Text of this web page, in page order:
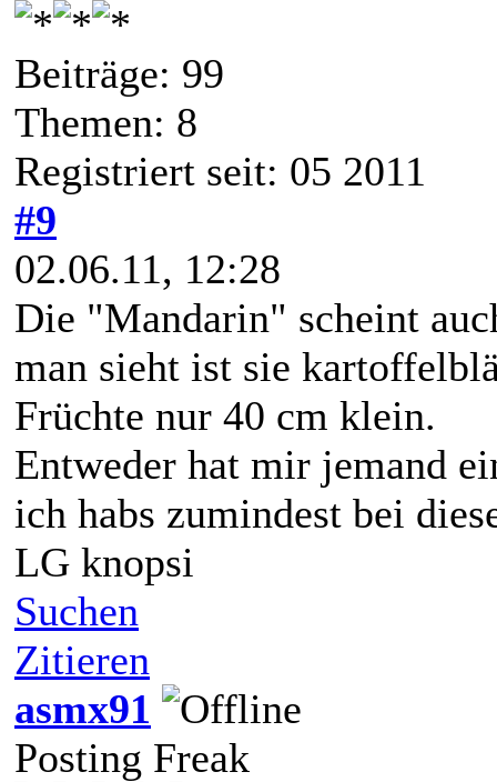
Beiträge: 99
Themen: 8
Registriert seit: 05 2011
#9
02.06.11, 12:28
Die "Mandarin" scheint
man sieht ist sie
Früchte nur 40 cm klein.
Entweder hat mir jemand
ich habs zumindest bei
LG knopsi
Suchen
Zitieren
asmx91
Posting Freak